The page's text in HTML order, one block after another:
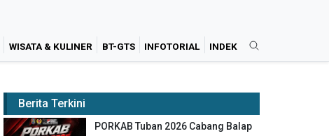
WISATA & KULINER BT-GTS INFOTORIAL INDEK
Berita Terkini
PORKAB Tuban 2026 Cabang Balap